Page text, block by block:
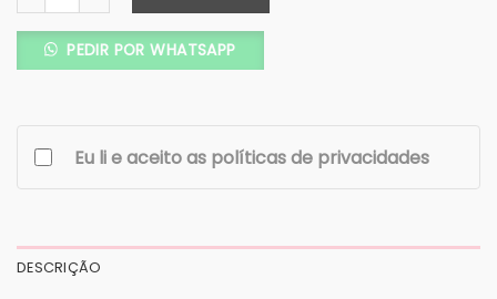
PEDIR POR WHATSAPP
Eu li e aceito as políticas de privacidades
DESCRIÇÃO